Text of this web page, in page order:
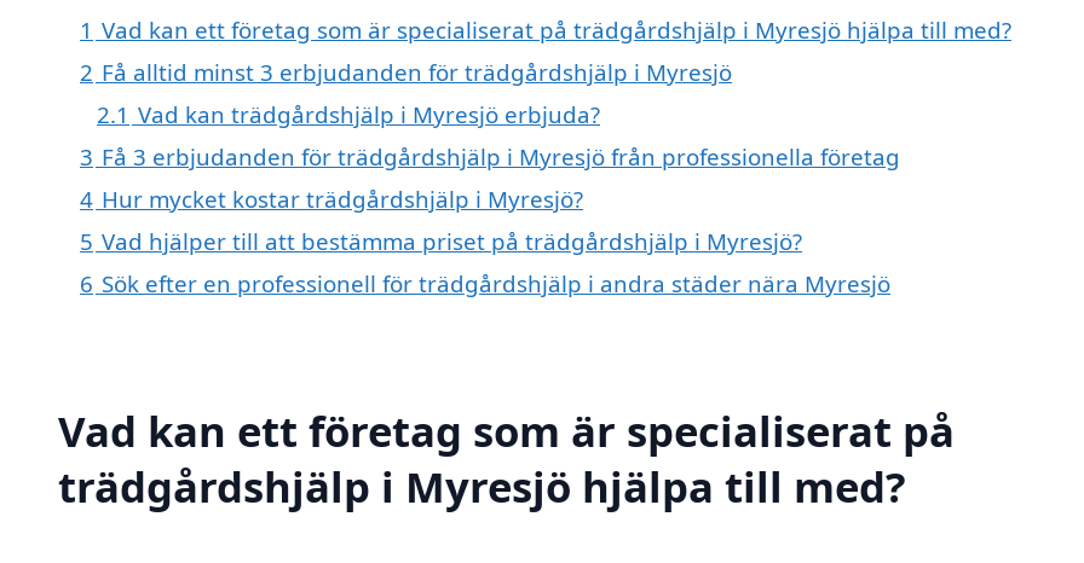
1 Vad kan ett företag som är specialiserat på trädgårdshjälp i Myresjö hjälpa till med?
2 Få alltid minst 3 erbjudanden för trädgårdshjälp i Myresjö
2.1 Vad kan trädgårdshjälp i Myresjö erbjuda?
3 Få 3 erbjudanden för trädgårdshjälp i Myresjö från professionella företag
4 Hur mycket kostar trädgårdshjälp i Myresjö?
5 Vad hjälper till att bestämma priset på trädgårdshjälp i Myresjö?
6 Sök efter en professionell för trädgårdshjälp i andra städer nära Myresjö
Vad kan ett företag som är specialiserat på
trädgårdshjälp i Myresjö hjälpa till med?